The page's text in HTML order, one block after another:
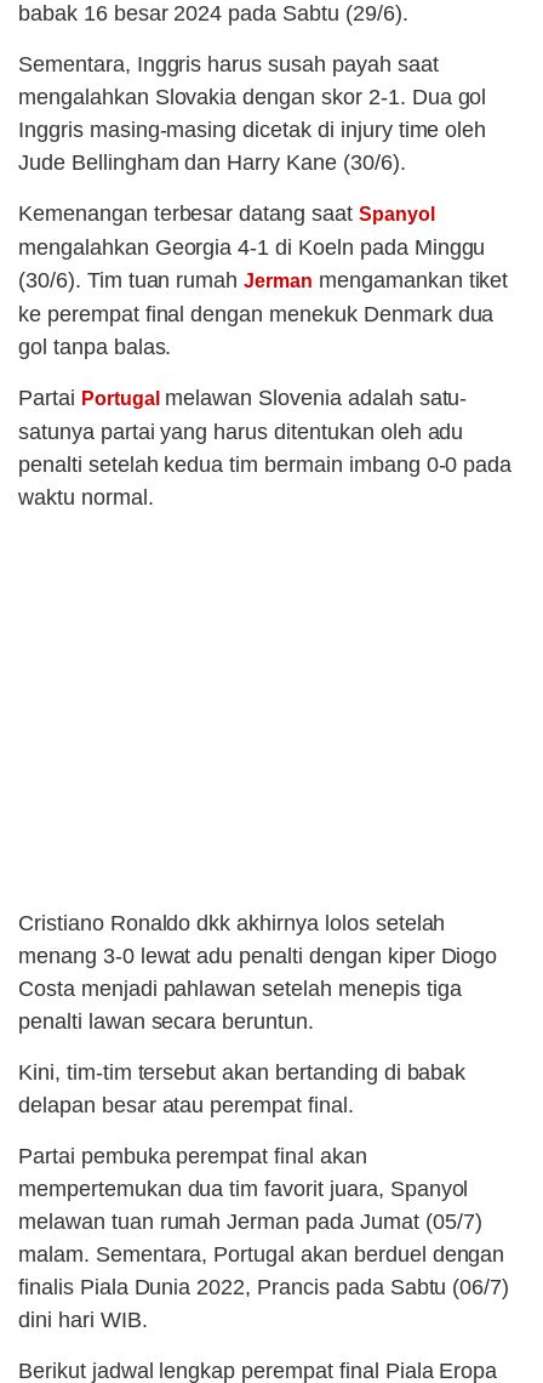
babak 16 besar 2024 pada Sabtu (29/6).
Sementara, Inggris harus susah payah saat
mengalahkan Slovakia dengan skor 2-1. Dua gol
Inggris masing-masing dicetak di injury time oleh
Jude Bellingham dan Harry Kane (30/6).
Kemenangan terbesar datang saat Spanyol
mengalahkan Georgia 4-1 di Koeln pada Minggu
(30/6). Tim tuan rumahJerman mengamankan tiket
ke perempat final dengan menekuk Denmark dua
gol tanpa balas.
Partai Portugal melawan Slovenia adalah satu-
satunya partai yang harus ditentukan oleh adu
penalti setelah kedua tim bermain imbang 0-0 pada
waktu normal.
Cristiano Ronaldo dkk akhirnya lolos setelah
menang 3-0 lewat adu penalti dengan kiper Diogo
Costa menjadi pahlawan setelah menepis tiga
penalti lawan secara beruntun.
Kini, tim-tim tersebut akan bertanding di babak
delapan besar atau perempat final.
Partai pembuka perempat final akan
mempertemukan dua tim favorit juara, Spanyol
melawan tuan rumah Jerman pada Jumat (05/7)
malam. Sementara, Portugal akan berduel dengan
finalis Piala Dunia 2022, Prancis pada Sabtu (06/7)
dini hari WIB.
Berikut jadwal lengkap perempat final Piala Eropa